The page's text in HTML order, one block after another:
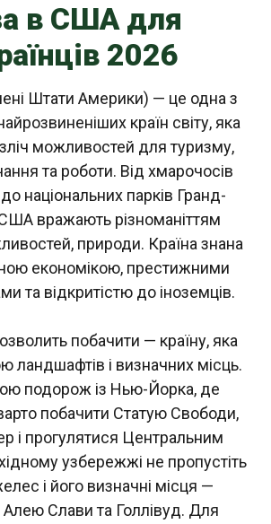
в США для
2026
Штати Америки) — це одна з
країн світу, яка
можливостей для туризму,
та роботи. Від хмарочосів
національних парків Гранд-
вражають різноманіттям
природи. Країна знана
економікою, престижними
та відкритістю до іноземців.
побачити — країну, яка
ландшафтів і визначних місць.
подорож із Нью-Йорка, де
побачити Статую Свободи,
і прогулятися Центральним
узбережжі не пропустіть
і його визначні місця —
Слави та Голлівуд. Для